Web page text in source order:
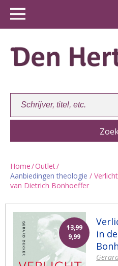
Home/Outlet/
Aanbiedingen theologie /
van Dietrich Bonhoeffer
13,99
9,99
in